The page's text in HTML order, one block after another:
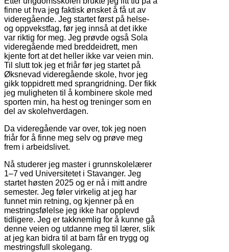
finne ut hva jeg faktisk ønsket å få ut av
videregående. Jeg startet først på helse-
og oppvekstfag, før jeg innså at det ikke
var riktig for meg. Jeg prøvde også Sola
videregående med breddeidrett, men
kjente fort at det heller ikke var veien min.
Til slutt tok jeg et friår før jeg startet på
Øksnevad videregående skole, hvor jeg
gikk toppidrett med sprangridning. Der fikk
jeg muligheten til å kombinere skole med
sporten min, ha hest og treninger som en
del av skolehverdagen.
Da videregående var over, tok jeg noen
friår for å finne meg selv og prøve meg
frem i arbeidslivet.
Nå studerer jeg master i grunnskolelærer
1–7 ved Universitetet i Stavanger. Jeg
startet høsten 2025 og er nå i mitt andre
semester. Jeg føler virkelig at jeg har
funnet min retning, og kjenner på en
mestringsfølelse jeg ikke har opplevd
tidligere. Jeg er takknemlig for å kunne gå
denne veien og utdanne meg til lærer, slik
at jeg kan bidra til at barn får en trygg og
mestringsfull skolegang.